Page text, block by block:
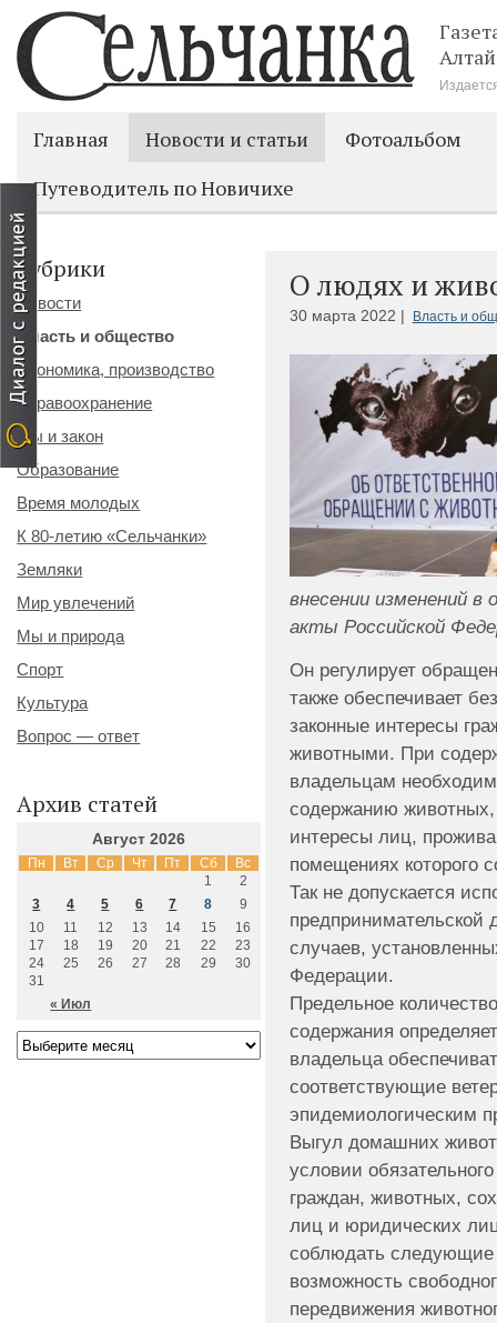
Главная Новости и статьи
Фотоальбом
Путеводитель по Новичихе
О людях и
30 марта 2022 | Власть и
внесении изменений в
акты Российской
Он регулирует
также обеспечивает
законные интересы
животными. При
владельцам
содержанию животных,
интересы лиц,
помещениях которого
Так не допускается
предпринимательской
случаев,
Федерации.
Предельное
содержания
владельца
соответствующие
эпидемиологическим
Выгул домашних
условии
граждан, животных,
лиц и юридических
соблюдать следующие
возможность
передвижения
Рубрики
Новости
Власть и общество
Экономика, производство
Здравоохранение
Мы и закон
Образование
Время молодых
К 80-летию «Сельчанки»
Земляки
Мир увлечений
Мы и природа
Спорт
Культура
Вопрос — ответ
Архив статей
Август 2026
Пн Вт Ср Чт Пт Сб Вс
« Июл
1
2
3
4 5 6 7 8
9
10
11 12 13 14 15
16
17
18 19 20 21 22
23
24
25 26 27 28 29
30
31